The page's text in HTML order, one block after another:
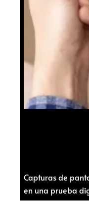
Capturas de
en una prueba